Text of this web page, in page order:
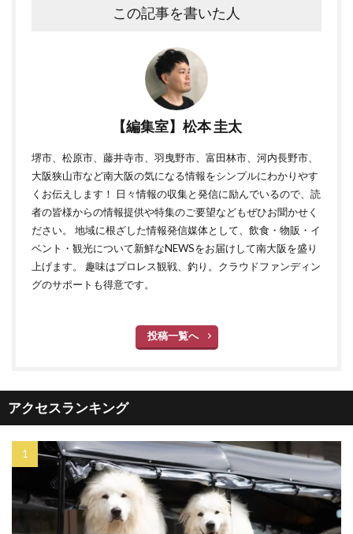
この記事を書いた人
【編集室】松本 圭太
堺市、松原市、藤井寺市、羽曳野市、富田林市、河内長野市、
大阪狭山市など南大阪の気になる情報をシンプルにわかりやす
くお伝えします！ 日々情報の収集と発信に励んでいるので、読
者の皆様からの情報提供や特集のご要望などもぜひお聞かせく
ださい。 地域に根ざした情報発信媒体として、飲食・物販・イ
ベント・観光について新鮮なNEWSをお届けして南大阪を盛り
上げます。 趣味はプロレス観戦、釣り。クラウドファンディン
グのサポートも得意です。
投稿一覧へ
アクセスランキング